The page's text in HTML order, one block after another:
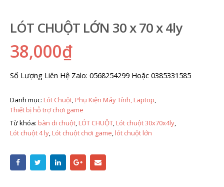
LÓT CHUỘT LỚN 30 x 70 x 4ly
38,000₫
Số Lượng Liên Hệ Zalo: 0568254299 Hoặc 0385331585
Danh mục: Lót Chuột Phụ Kiện Máy Tính, Laptop
Thiết bị hỗ trợ chơi game
Từ khóa: bàn di chuột,LÓT CHUỘT,Lót chuột 30x70x4ly,
Lót chuột 4 ly,Lót chuột chơi game,lót chuột lớn